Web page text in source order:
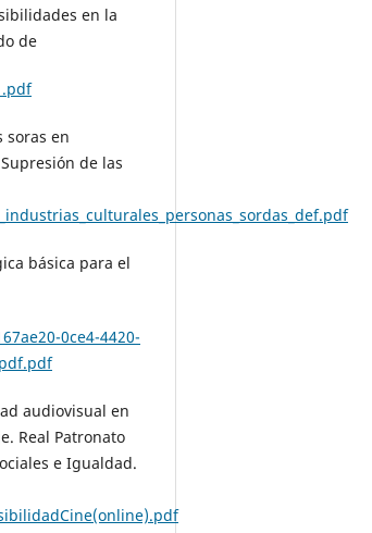
en la
de
soras en
de las
básica para el
0ce4-4420-
audiovisual en
Real Patronato
e Igualdad.